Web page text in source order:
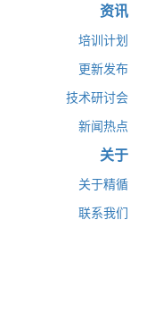
资讯
培训计划
更新发布
技术研讨会
新闻热点
关于
关于精循
联系我们